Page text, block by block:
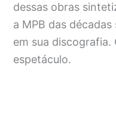
dessas obras
a MPB das
em sua
espetáculo.